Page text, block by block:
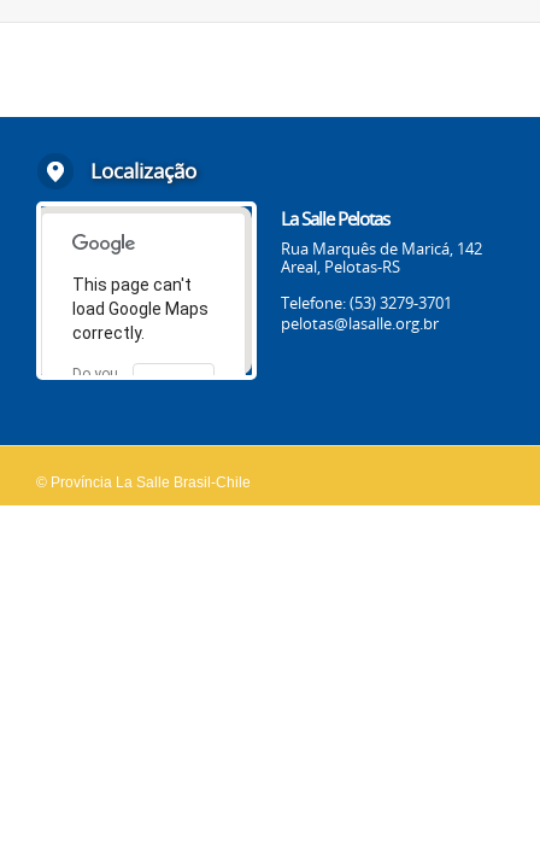
Localização
This page can't
load Google Maps
correctly.
Do you
OK
La Salle Pelotas
Rua Marquês de Maricá, 142
Areal, Pelotas-RS
Telefone: (53) 3279-3701
pelotas@lasalle.org.br
© Província La Salle Brasil-Chile